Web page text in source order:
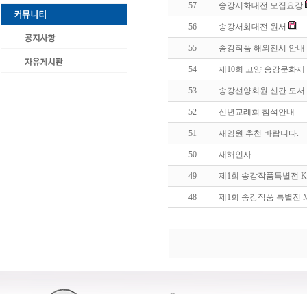
57 송강서화대전 모집요강
56 송강서화대전 원서
55 송강작품 해외전시 안내
54 제10회 고양 송강문화제
53 송강선양회원 신간 도
52 신년교례회 참석안내
51 새임원 추천 바랍니다.
50 새해인사
49 제1회 송강작품특별전
48 제1회 송강작품 특별전